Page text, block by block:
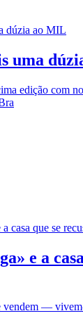
uma
edição com
e a
vendem —